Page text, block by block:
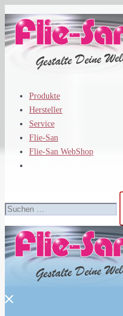
Zum
Inhalt
springen
Produkte
Hersteller
Service
Flie-San
Flie-San WebShop
nach:
Menü